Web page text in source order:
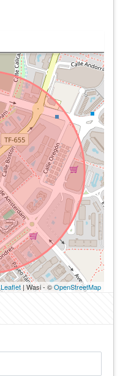
Leaflet | Wasi - ©OpenStreetMap